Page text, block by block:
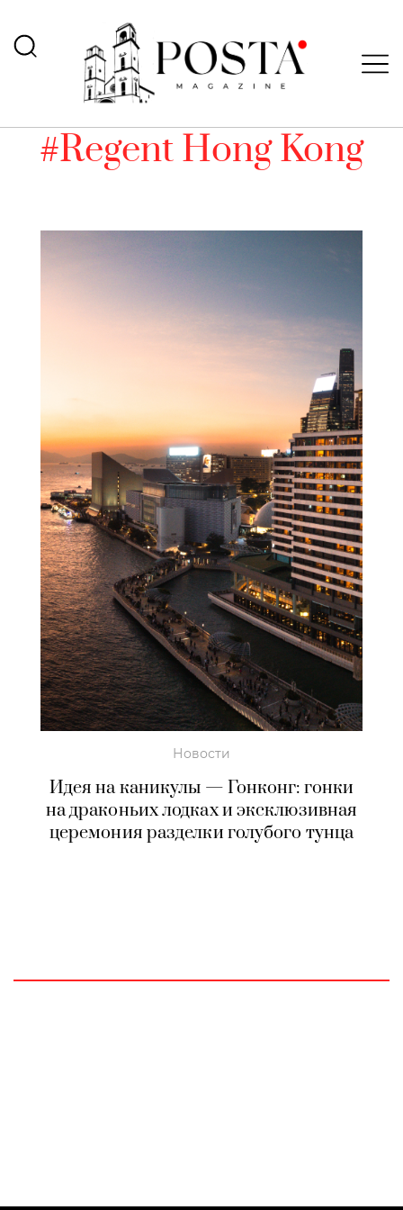
#Regent Hong Kong
Новости
Идея на каникулы — Гонконг: гонки
на драконьих лодках и эксклюзивная
церемония разделки голубого тунца